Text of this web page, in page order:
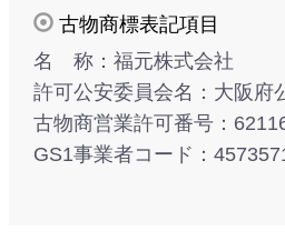
古物商標表記項目
名 称：福元株式会社
許可公安委員会名：大阪府
古物商営業許可番号：
GS1事業者コード：